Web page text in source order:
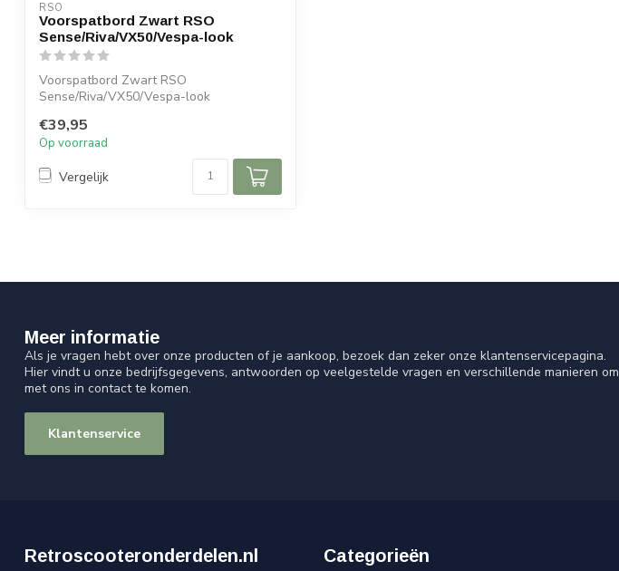
RSO
Voorspatbord Zwart RSO
Sense/Riva/VX50/Vespa-look
Voorspatbord Zwart RSO
Sense/Riva/VX50/Vespa-look
€39,95
Op voorraad
Vergelijk
Meer informatie
Als je vragen hebt over onze producten of je aankoop, bezoek dan zeker onze klantenservicepagina.
Hier vindt u onze bedrijfsgegevens, antwoorden op veelgestelde vragen en verschillende manieren om
met ons in contact te komen.
Klantenservice
Retroscooteronderdelen.nl Categorieën